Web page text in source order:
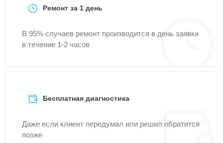
Ремонт за 1 день
В 95% случаев ремонт производится в день заявки
в течение 1-2 часов
Бесплатная диагностика
Даже если клиент передумал или решил обратится
позже